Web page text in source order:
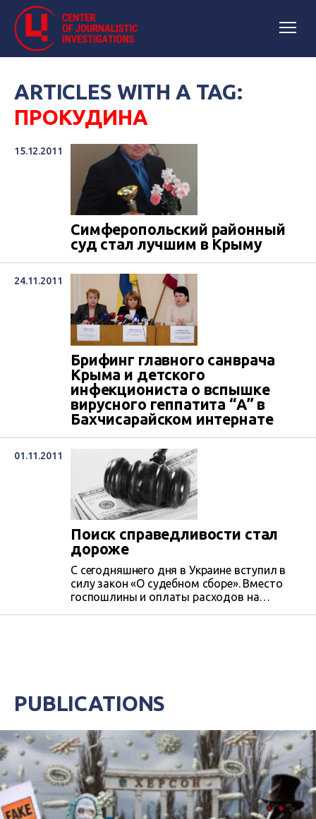
ARTICLES WITH A TAG:
ПРОКУДИНА
15.12.2011
Симферопольский районный
суд стал лучшим в Крыму
24.11.2011
Брифинг главного санврача
Крыма и детского
инфекциониста о вспышке
вирусного геппатита “А” в
Бахчисарайском интернате
01.11.2011
Поиск справедливости стал
дороже
С сегодняшнего дня в Украине вступил в
силу закон «О судебном сборе». Вместо
гоcпошлины и оплаты расходов на
PUBLICATIONS